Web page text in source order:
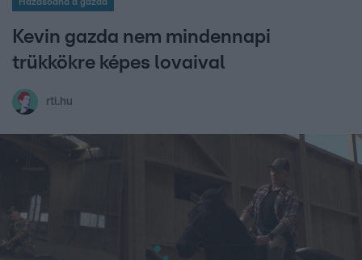
Kevin gazda nem mindennapi
trükkökre képes lovaival
rtl.hu